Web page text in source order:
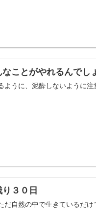
なことがやれるんでし
ように、泥酔しないように注
３０日
だ自然の中で生きているだけ